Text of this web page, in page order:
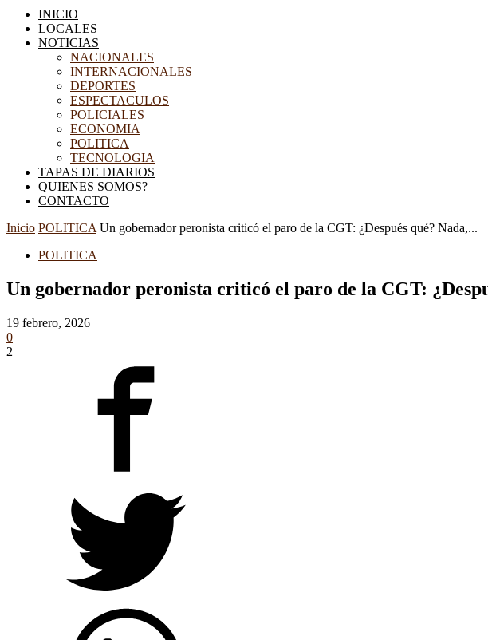
INICIO
LOCALES
NOTICIAS
NACIONALES
INTERNACIONALES
DEPORTES
ESPECTACULOS
POLICIALES
ECONOMIA
POLITICA
TECNOLOGIA
TAPAS DE DIARIOS
QUIENES SOMOS?
CONTACTO
Inicio POLITICA Un gobernador peronista criticó el paro de la CGT: ¿Después qué? Nada,...
POLITICA
Un gobernador peronista criticó el paro de la CGT:
19 febrero, 2026
0
2